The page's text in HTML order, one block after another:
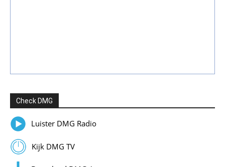
Check DMG
Luister DMG Radio
Kijk DMG TV